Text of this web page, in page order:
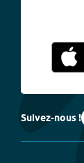
Suivez-nous !